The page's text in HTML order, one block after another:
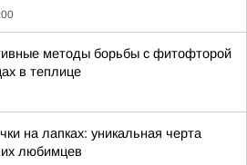
методы борьбы с фитофторой
в теплице
на лапках: уникальная черта
любимцев